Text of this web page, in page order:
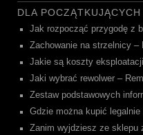
DLA POCZĄTKUJĄCYCH
Jak rozpocząć przygodę z
Zachowanie na strzelnicy –
Jakie są koszty
Jaki wybrać rewolwer –
Zestaw podstawowych
Gdzie można kupić legalnie
Zanim wyjdziesz ze sklepu